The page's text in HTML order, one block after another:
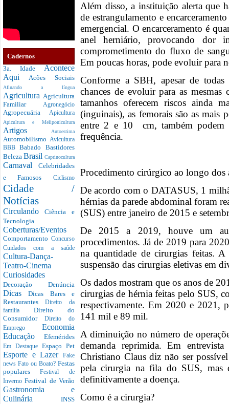
Cadernos
3a. Idade Acontece
Aqui Acões Sociais
Afinando a língua
Agricultura Agricultura
Familiar Agronegócio
Agropecuária Apicultura
Apicultura e Meliponicultura
Artigos Autoestima
Automobilismo Avicultura
BBBBabado Bastidores
Beleza Brasil Caprinocultura
Carnaval Celebridades
e Famosos Ciclismo
Cidade /
Notícias
CirculandoCiência e
Tecnologia
Coberturas/Eventos
Comportamento Concurso
Cuidados com a saúde
Cultura-Dança-
Teatro-Cinema
Curiosidades
Decoração Denúncia
DicasDicas Bares e
RestaurantesDireito da
família Direito do
Consumidor Direito do
Emprego Economia
Educação Efemérides
Em Destaque Espaço Pet
Esporte e Lazer
Fake
news Fato ou Boato? Festas
popularesFestival de
InvernoFestival de Verão
Gastronomia e
Culinária INSS
Além disso, a instituição alerta que
de estrangulamento e
emergencial. O encarceramento é
anel herniário, provocando dor
comprometimento do fluxo de
Em poucas horas, pode evoluir para
Conforme a SBH, apesar de todas
chances de evoluir para as mesmas
tamanhos oferecem riscos ainda
(inguinais), as femorais são as mais
entre 2 e 10 cm, também podem
frequência.
Procedimento cirúrgico ao longo dos
De acordo com o DATASUS, 1
hérnias da parede abdominal foram
(SUS) entre janeiro de 2015 e
De 2015 a 2019, houve um
procedimentos. Já de 2019 para
na quantidade de cirurgias feitas.
suspensão das cirurgias eletivas em
Os dados mostram que os anos de
cirurgias de hérnia feitas pelo SUS,
respectivamente. Em 2020 e 2021,
141 mil e 89 mil.
A diminuição no número de
demanda reprimida. Em
Christiano Claus diz não ser
pela cirurgia na fila do SUS, mas
definitivamente a doença.
Como é a cirurgia?